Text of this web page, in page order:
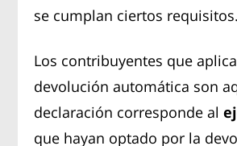
se cumplan ciertos requisitos.
Los contribuyentes que
devolución automática son
declaración corresponde al
que hayan optado por la